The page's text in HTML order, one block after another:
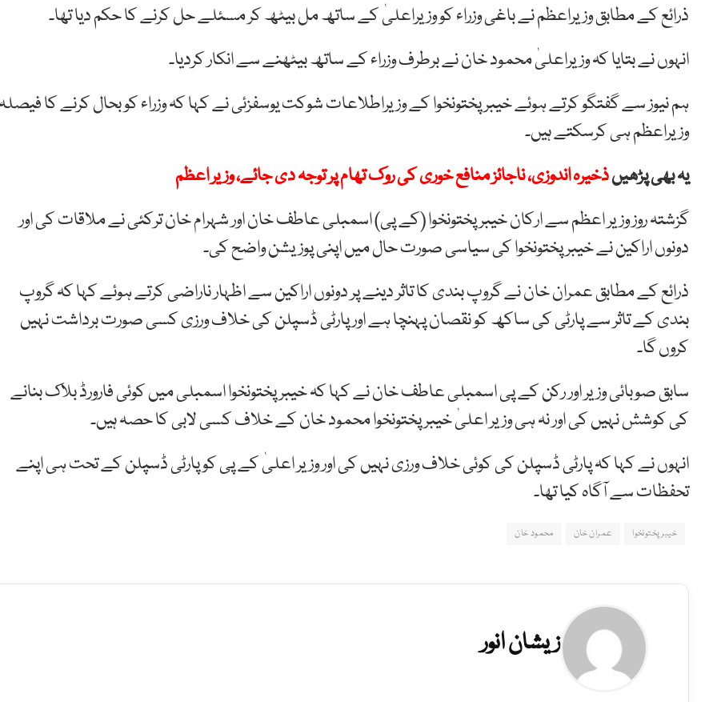
ذرائع کے مطابق وزیراعظم نے باغی وزراء کو وزیراعلیٰ کے ساتھ مل بیٹھ کر مسئلے حل کرنے کا حکم دیا تھا۔
انہوں نے بتایا کہ وزیراعلیٰ محمود خان نے برطرف وزراء کے ساتھ بیٹھنے سے انکار کردیا۔
ہم نیوز سے گفتگو کرتے ہوئے خیبرپختونخوا کے وزیراطلاعات شوکت یوسفزئی نے کہا کہ وزراء کو بحال کرنے کا
وزیراعظم ہی کرسکتے ہیں۔
یہ بھی پڑھیںذخیرہ اندوزی، ناجائز منافع خوری کی روک تھام پر توجہ دی جائے، وزیر اعظم
گزشتہ روز وزیر اعظم سے ارکان خیبر پختونخوا (کے پی) اسمبلی عاطف خان اور شہرام خان ترکئی نے ملاقات کی اور
دونوں اراکین نے خیبرپختونخوا کی سیاسی صورت حال میں اپنی پوزیشن واضح کی۔
ذرائع کے مطابق عمران خان نے گروپ بندی کا تاثر دینے پر دونوں اراکین سے اظہار ناراضی کرتے ہوئے کہا کہ گروپ
بندی کے تاثر سے پارٹی کی ساکھ کو نقصان پہنچا ہے اور پارٹی ڈسپلن کی خلاف ورزی کسی صورت برداشت نہیں
کروں گا۔
سابق صوبائی وزیر اور رکن کے پی اسمبلی عاطف خان نے کہا کہ خیبرپختونخوا اسمبلی میں کوئی فارورڈ بلاک بنانے
کی کوشش نہیں کی اور نہ ہی وزیر اعلیٰ خیبرپختونخوا محمود خان کے خلاف کسی لابی کا حصہ ہیں۔
انہوں نے کہا کہ پارٹی ڈسپلن کی کوئی خلاف ورزی نہیں کی اور وزیر اعلیٰ کے پی کو پارٹی ڈسپلن کے تحت ہی اپنے
تحفظات سے آگاہ کیا تھا۔
خیبرپختونخوا عمران خان محمود خان
زیشان انور